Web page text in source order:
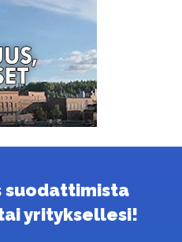
suodattimista
yrityksellesi!